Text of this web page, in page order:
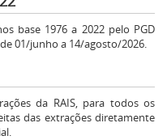
base 1976 a 2022 pelo PGD
01/junho a 14/agosto/2026.
da RAIS, para todos os
das extrações diretamente